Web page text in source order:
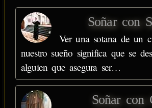
Soñar con
Ver una sotana de un
nuestro sueño significa que se
alguien que asegura ser…
Soñar con